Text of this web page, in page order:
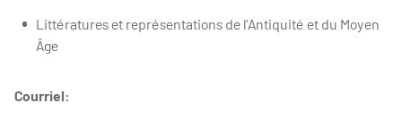
Littératures et représentations de l’Antiquité et du Moyen
Âge
Courriel: